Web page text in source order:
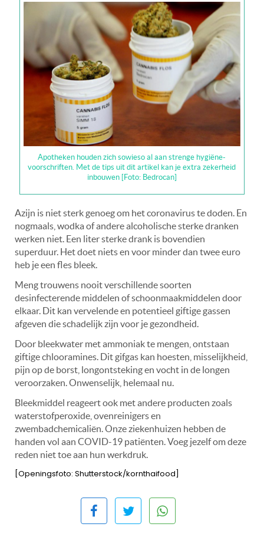
Apotheken houden zich sowieso al aan strenge hygiëne-
voorschriften. Met de tips uit dit artikel kan je extra zekerheid
inbouwen [Foto: Bedrocan]
Azijn is niet sterk genoeg om het coronavirus te doden. En
nogmaals, wodka of andere alcoholische sterke dranken
werken niet. Een liter sterke drank is bovendien
superduur. Het doet niets en voor minder dan twee euro
heb je een fles bleek.
Meng trouwens nooit verschillende soorten
desinfecterende middelen of schoonmaakmiddelen door
elkaar. Dit kan vervelende en potentieel giftige gassen
afgeven die schadelijk zijn voor je gezondheid.
Door bleekwater met ammoniak te mengen, ontstaan
giftige chlooramines. Dit gifgas kan hoesten, misselijkheid,
pijn op de borst, longontsteking en vocht in de longen
veroorzaken. Onwenselijk, helemaal nu.
Bleekmiddel reageert ook met andere producten zoals
waterstofperoxide, ovenreinigers en
zwembadchemicaliën. Onze ziekenhuizen hebben de
handen vol aan COVID-19 patiënten. Voeg jezelf om deze
reden niet toe aan hun werkdruk.
[Openingsfoto: Shutterstock/kornthaifood]